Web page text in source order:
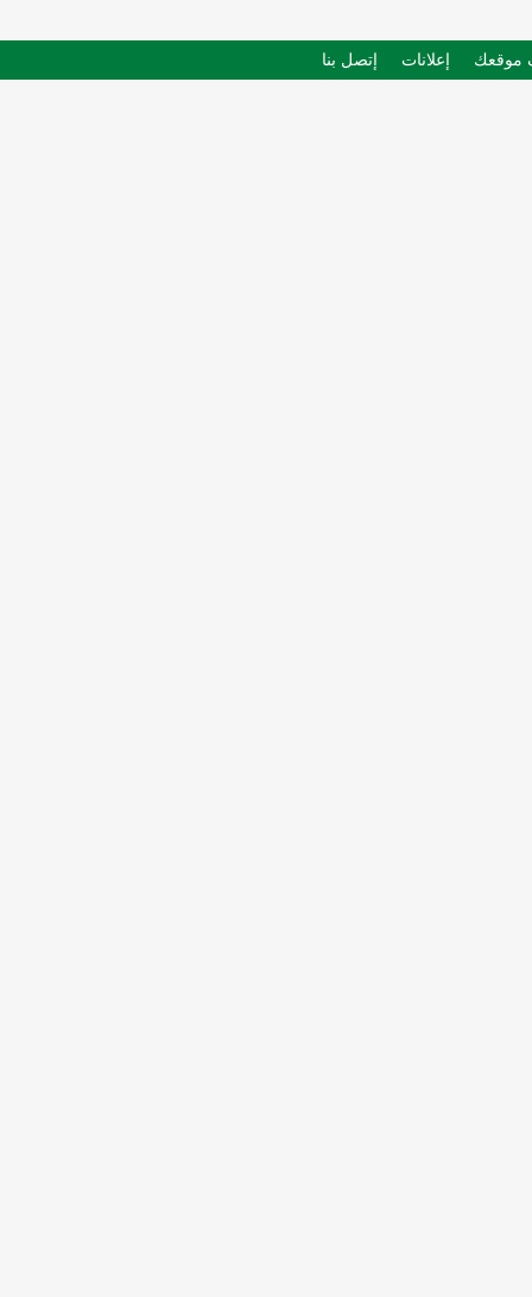
موقعك إعلانات إتصل بنا